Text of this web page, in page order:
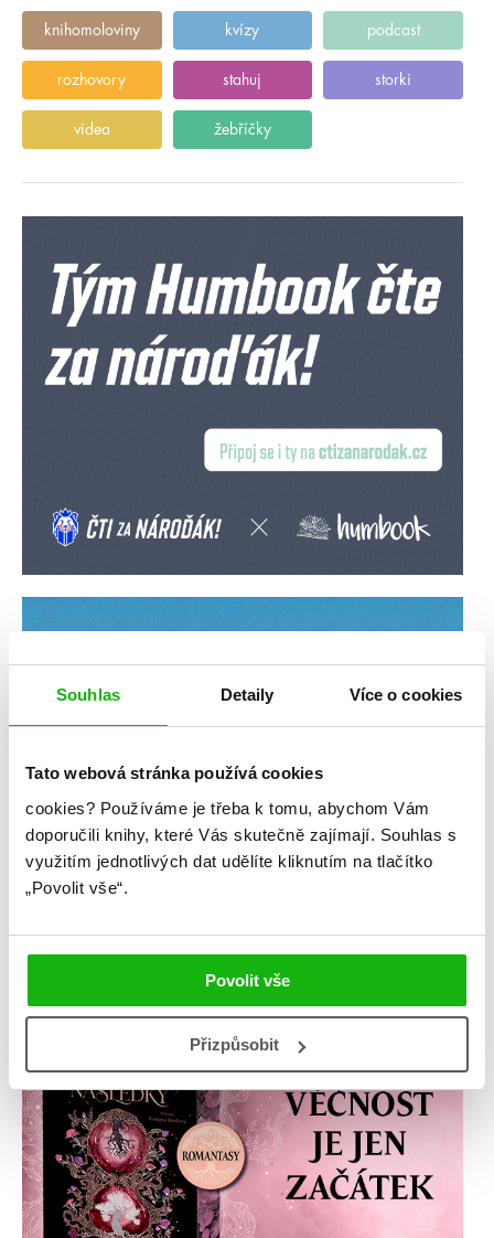
Souhlas Detaily Více o cookies
Tato webová stránka používá cookies
cookies? Používáme je třeba k tomu, abychom Vám
doporučili knihy, které Vás skutečně zajímají. Souhlas s
využitím jednotlivých dat udělíte kliknutím na tlačítko
„Povolit vše“.
Povolit vše
Přizpůsobit
knihomoloviny kvízy podcast
rozhovory stahuj storki
videa žebříčky